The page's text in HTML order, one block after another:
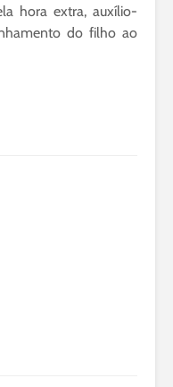
hora extra, auxílio-
do filho ao